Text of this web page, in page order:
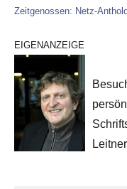
Zeitgenossen: Netz-
EIGENANZEIGE